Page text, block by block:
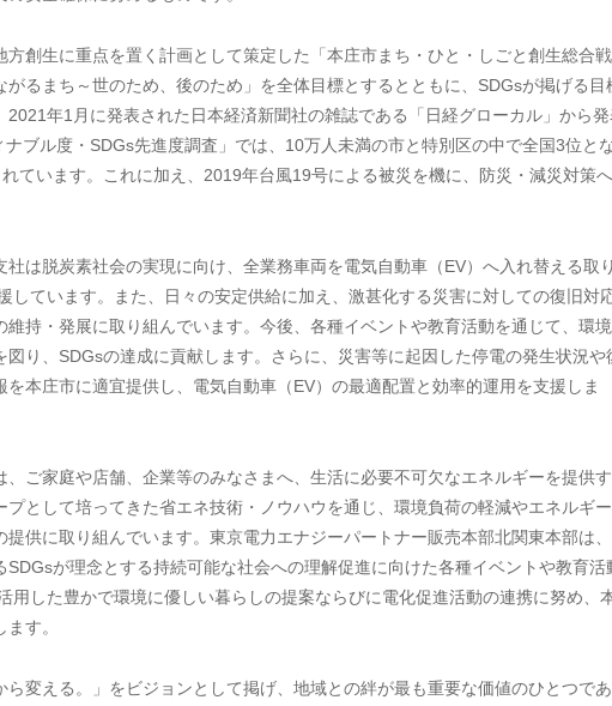
創生に重点を置く計画として策定した「本庄市まち・ひと・しごと創生総合戦
るまち～世のため、後のため」を全体目標とするとともに、SDGsが掲げる目
年1月に発表された日本経済新聞社の雑誌である「日経グローカル」から発
ブル度・SDGs先進度調査」では、10万人未満の市と特別区の中で全国3位と
ています。これに加え、2019年台風19号による被災を機に、防災・減災対策
は脱炭素社会の実現に向け、全業務車両を電気自動車（EV）へ入れ替える取り
しています。また、日々の安定供給に加え、激甚化する災害に対しての復旧対
維持・発展に取り組んでいます。今後、各種イベントや教育活動を通じて、環
り、SDGsの達成に貢献します。さらに、災害等に起因した停電の発生状況や
を本庄市に適宜提供し、電気自動車（EV）の最適配置と効率的運用を支援しま
ご家庭や店舗、企業等のみなさまへ、生活に必要不可欠なエネルギーを提供
として培ってきた省エネ技術・ノウハウを通じ、環境負荷の軽減やエネルギ
提供に取り組んでいます。東京電力エナジーパートナー販売本部北関東本部は
が理念とする持続可能な社会への理解促進に向けた各種イベントや教育活
用した豊かで環境に優しい暮らしの提案ならびに電化促進活動の連携に努め、
す。
変える。」をビジョンとして掲げ、地域との絆が最も重要な価値のひとつで